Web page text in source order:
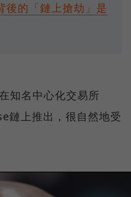
後的「鏈上搶劫」是
知名中心化交易所
鏈上推出，很自然地受